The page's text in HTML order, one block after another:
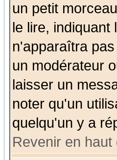
un petit
le lire, indiquant
n'apparaîtra
un modérateur
laisser un
noter qu'un
quelqu'un y a
Revenir en haut